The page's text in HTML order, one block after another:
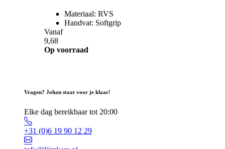
Materiaal: RVS
Handvat: Softgrip
Vanaf
9,68
Op voorraad
Vragen? Johan staat voor je klaar!
Elke dag bereikbaar tot 20:00
+31 (0)6 19 90 12 29